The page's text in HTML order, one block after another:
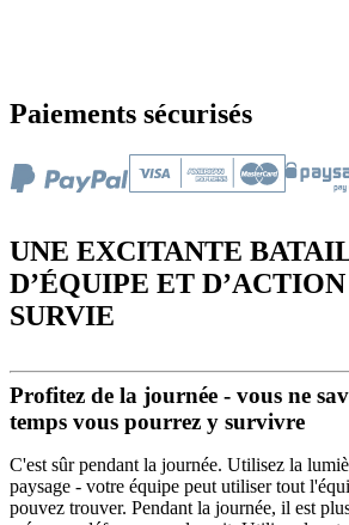
Paiements sécurisés
UNE EXCITANTE
D’ÉQUIPE ET
SURVIE
Profitez de la journée - vous ne
temps vous pourrez y survivre
C'est sûr pendant la journée. Utilisez la
paysage - votre équipe peut utiliser tout
pouvez trouver. Pendant la journée, il est